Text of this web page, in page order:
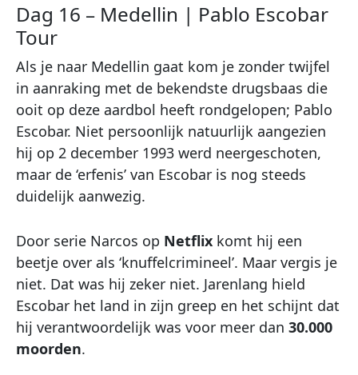
Dag 16 – Medellin | Pablo Escobar
Tour
Als je naar Medellin gaat kom je zonder twijfel
in aanraking met de bekendste drugsbaas die
ooit op deze aardbol heeft rondgelopen; Pablo
Escobar. Niet persoonlijk natuurlijk aangezien
hij op 2 december 1993 werd neergeschoten,
maar de ‘erfenis’ van Escobar is nog steeds
duidelijk aanwezig.
Door serie Narcos op Netflix komt hij een
beetje over als ‘knuffelcrimineel’. Maar vergis je
niet. Dat was hij zeker niet. Jarenlang hield
Escobar het land in zijn greep en het schijnt dat
hij verantwoordelijk was voor meer dan 30.000
moorden.